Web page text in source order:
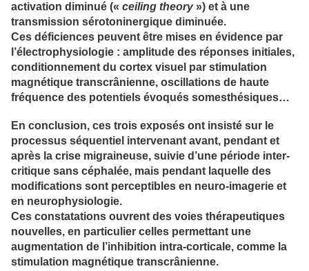
activation diminué (« ceiling theory») et à une
transmission sérotoninergique diminuée.
Ces déficiences peuvent être mises en évidence par
l’électrophysiologie : amplitude des réponses initiales,
conditionnement du cortex visuel par stimulation
magnétique transcrânienne, oscillations de haute
fréquence des potentiels évoqués somesthésiques…
En conclusion, ces trois exposés ont insisté sur le
processus séquentiel intervenant avant, pendant et
après la crise migraineuse, suivie d’une période inter-
critique sans céphalée, mais pendant laquelle des
modifications sont perceptibles en neuro-imagerie et
en neurophysiologie.
Ces constatations ouvrent des voies thérapeutiques
nouvelles, en particulier celles permettant une
augmentation de l’inhibition intra-corticale, comme la
stimulation magnétique transcrânienne.